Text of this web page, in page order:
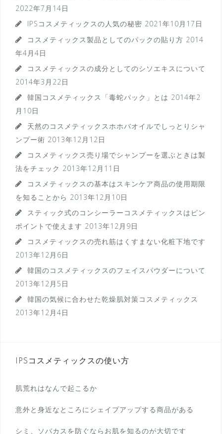
2022年7月14日
IPSコスメティックスの人気の秘密 2021年10月17日
コスメティックス製品としてのパックの貼り方 2014
年4月4日
コスメティックスの成分としてのシソエキスについて
2014年3月22日
韓国コスメティックス「毒蛇パック」とは 2014年2
月10日
天然のコスメティックスホホバオイルでしっとりシャ
ンプー術 2013年12月12日
コスメティックス売り場でシャンプーを選ぶときは製
法をチェック 2013年12月11日
コスメティックスの基本はスキンケア商品の使用期限
を知ることから 2013年12月10日
スティック式のコンシーラーコスメティックスはピン
ポイントで使えます 2013年12月9日
コスメティックスの売れ筋はくすまない化粧下地です
2013年12月6日
韓国のコスメティックスのフェイスパウダーについて
2013年12月5日
韓国の気候に合わせた乾燥肌対策コスメティックス
2013年12月4日
IPSコスメティックスの使い方
肌荒れはなんで起こるか
意外と身近なところにシェイプアップする商品がある
シミ、ソバカスを防ぐならお肌を知るのが大切です